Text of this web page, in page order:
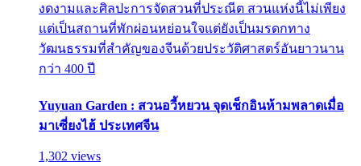
งดงามและศิลปะการจัดสวนที่ประณีต สวนแห่งนี้ไม่เพียง
แต่เป็นสถานที่พักผ่อนหย่อนใจแต่ยังเป็นมรดกทาง
วัฒนธรรมที่สำคัญของจีนด้วยประวัติศาสตร์อันยาวนาน
กว่า 400 ปี
Yuyuan Garden : สวนอวี้หยวน จุดเช็กอินห้ามพลาดเมื่อ
มาเซี่ยงไฮ้ ประเทศจีน
1,302 views